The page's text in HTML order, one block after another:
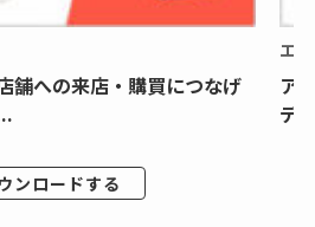
舗への来店・購買につなげ
ンロードする
エ
ア
デ